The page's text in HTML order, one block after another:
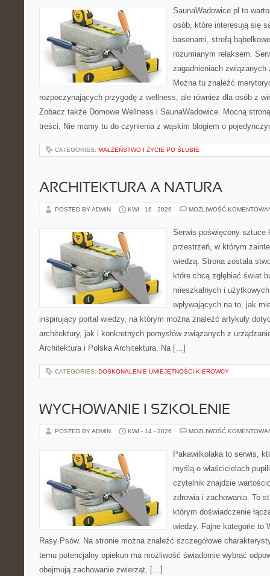
SaunaWadowice.pl to
osób, które interesują się
basenami, strefą
rozumianym relaksem.
zagadnieniach
Można tu znaleźć
rozpoczynających przygodę z wellness, ale również dla osób z
Zobacz także Domowe Wellness i SaunaWadowice. Mocną
treści. Nie mamy tu do czynienia z wąskim blogiem o
CATEGORIES: MAŁŻEŃSTWO I ŻYCIE PO ŚLUBIE
ARCHITEKTURA A NATURA
POSTED BY ADMIN KWI - 16 - 2026 MOŻLIWOŚĆ
Serwis poświęcony sztuce
przestrzeń, w którym
wiedzą. Strona została
które chcą zgłębiać świat
mieszkalnych i
wpływających na to, jak
inspirujący portal wiedzy, na którym można znaleźć artykuły
architektury, jak i konkretnych pomysłów związanych z
Architektura i Polska Architektura. Na […]
CATEGORIES: DOSKONALENIE UMIEJĘTNOŚCI KIEROWCY
WYCHOWANIE I SZKOLENIE
POSTED BY ADMIN KWI - 14 - 2026 MOŻLIWOŚĆ
Pakawilkolaka to serwis,
myślą o właścicielach
czytelnik znajdzie
zdrowia i zachowania. To
którym doświadczenie
wiedzy. Fajne kategorie to
Rasy Psów. Na stronie można znaleźć szczegółowe
temu potencjalny opiekun ma możliwość świadomie wybrać
obejmują zachowanie zwierząt, […]